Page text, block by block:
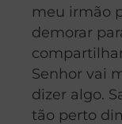
meu irmão
demorar
Senhor vai
dizer algo.
tão perto